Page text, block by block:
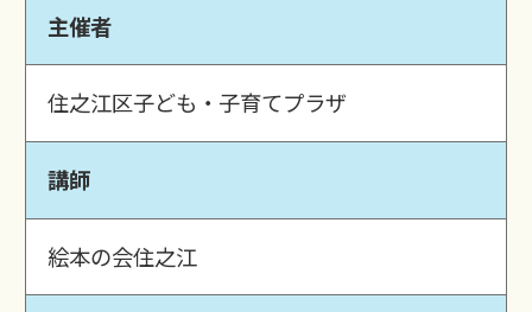
主催者
住之江区子ども・子育てプラザ
講師
絵本の会住之江